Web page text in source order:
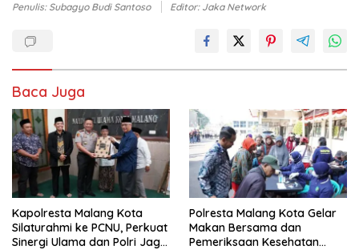
Penulis: Subagyo Budi Santoso Editor: Jaka Network
Baca Juga
Kapolresta Malang Kota
Silaturahmi ke PCNU, Perkuat
Sinergi Ulama dan Polri Jaga
Polresta Malang Kota Gelar
Makan Bersama dan
Pemeriksaan Kesehatan